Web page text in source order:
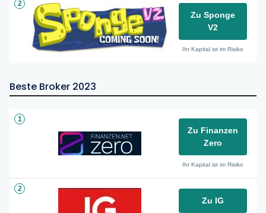
2
Zu Sponge
V2
Ihr Kapital ist im Risiko
Beste Broker 2023
1
Zu Finanzen
Zero
Ihr Kapital ist im Risiko
2
Zu IG